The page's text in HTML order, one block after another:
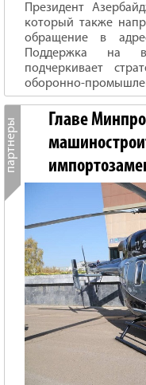
Президент
который также
обращение в
Поддержка на
подчеркивает
оборонно-
Главе